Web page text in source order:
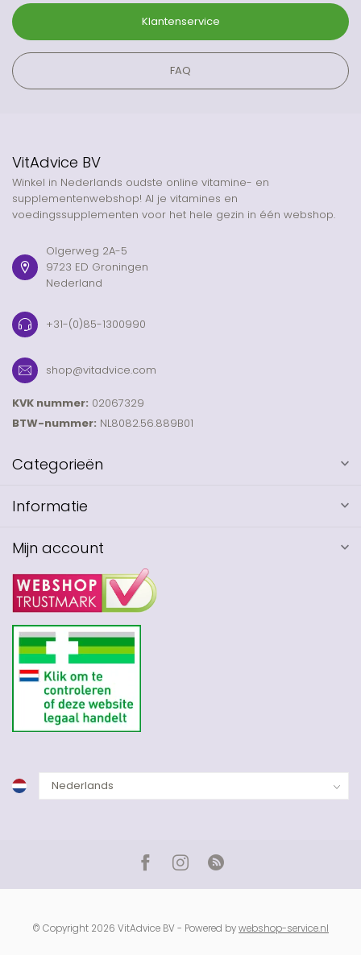
Klantenservice
FAQ
VitAdvice BV
Winkel in Nederlands oudste online vitamine- en
supplementenwebshop! Al je vitamines en
voedingssupplementen voor het hele gezin in één webshop.
Olgerweg 2A-5
9723 ED Groningen
Nederland
+31-(0)85-1300990
shop@vitadvice.com
KVK nummer: 02067329
BTW-nummer: NL8082.56.889B01
Categorieën
Informatie
Mijn account
© Copyright 2026 VitAdvice BV - Powered bywebshop-service.nl